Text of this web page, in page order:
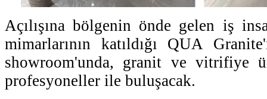
Açılışına bölgenin önde gelen iş
mimarlarının katıldığı QUA
showroom'unda, granit ve vitrifiye
profesyoneller ile buluşacak.